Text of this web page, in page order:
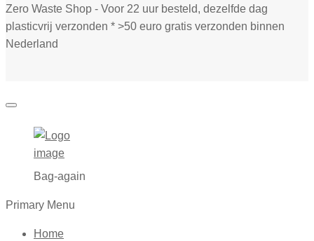
Zero Waste Shop - Voor 22 uur besteld, dezelfde dag
plasticvrij verzonden * >50 euro gratis verzonden binnen
Nederland
Bag-again
Primary Menu
Home